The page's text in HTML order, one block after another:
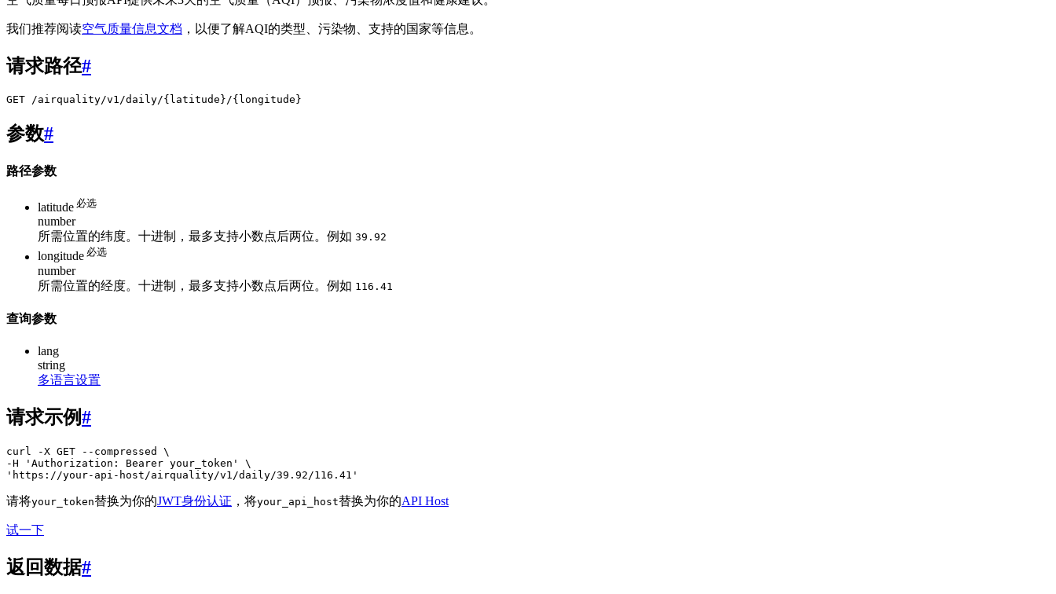
我们推荐阅读空气质量信息文档 ，以便了解AQI的类型、污染物、支持的国家等信息。
请求路径#
GET /airquality/v1/daily/{latitude}/{longitude}
参数#
路径参数
latitude 必选
number
所需位置的纬度。十进制，最多支持小数点后两位。例如 39.92
longitude 必选
number
所需位置的经度。十进制，最多支持小数点后两位。例如 116.41
查询参数
lang
string
多语言设置
请求示例#
curl -X GET --compressed \
-H 'Authorization: Bearer your_token' \
'https://your-api-host/airquality/v1/daily/39.92/116.41'
请将your_token替换为你的JWT身份认证 ，将your_api_host替换为你的API Host
试一下
返回数据#